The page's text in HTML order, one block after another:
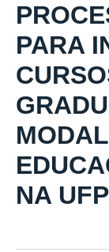
PARA
NA